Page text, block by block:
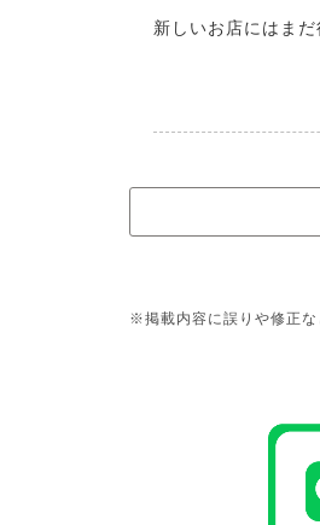
新しいお店にはま
※掲載内容に誤りや修正な